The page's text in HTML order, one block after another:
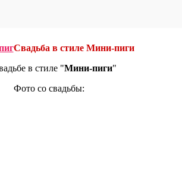
Свадьба в стиле Мини-пиги
в стиле "Мини-пиги"
Фото со свадьбы: